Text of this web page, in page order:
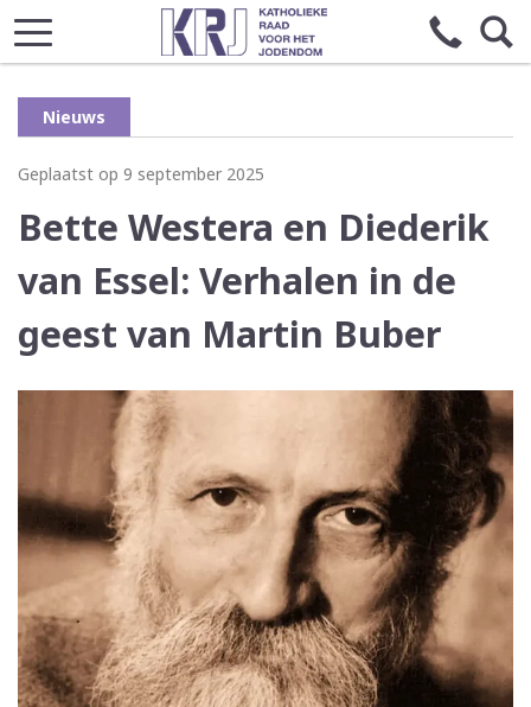
Nieuws
Geplaatst op 9 september 2025
Bette Westera en Diederik
van Essel: Verhalen in de
geest van Martin Buber